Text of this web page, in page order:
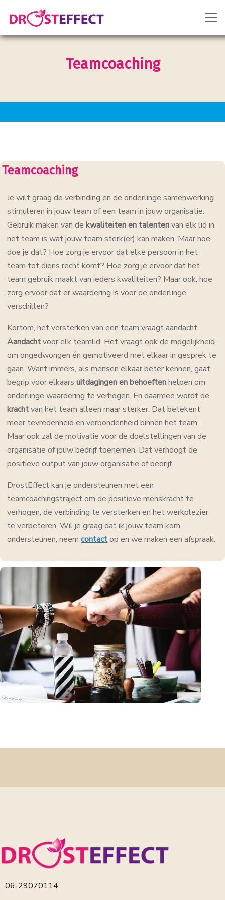
Teamcoaching
Teamcoaching
Je wilt graag de verbinding en de onderlinge samenwerking
stimuleren in jouw team of een team in jouw organisatie.
Gebruik maken van dekwaliteiten en talentenvan elk lid in
het team is wat jouw team sterk(er) kan maken. Maar hoe
doe je dat? Hoe zorg je ervoor dat elke persoon in het
team tot diens recht komt? Hoe zorg je ervoor dat het
team gebruik maakt van ieders kwaliteiten? Maar ook, hoe
zorg ervoor dat er waardering is voor de onderlinge
verschillen?
Kortom, het versterken van een team vraagt aandacht.
Aandachtvoor elk teamlid. Het vraagt ook de mogelijkheid
om ongedwongen én gemotiveerd met elkaar in gesprek te
gaan. Want immers, als mensen elkaar beter kennen, gaat
begrip voor elkaarsuitdagingen en behoeftenhelpen om
onderlinge waardering te verhogen. En daarmee wordt de
krachtvan het team alleen maar sterker. Dat betekent
meer tevredenheid en verbondenheid binnen het team.
Maar ook zal de motivatie voor de doelstellingen van de
organisatie of jouw bedrijf toenemen. Dat verhoogt de
positieve output van jouw organisatie of bedrijf.
DrostEffect kan je ondersteunen met een
teamcoachingstraject om de positieve menskracht te
verhogen, de verbinding te versterken en het werkplezier
te verbeteren. Wil je graag dat ik jouw team kom
ondersteunen, neemcontact op en we maken een afspraak.
06-29070114